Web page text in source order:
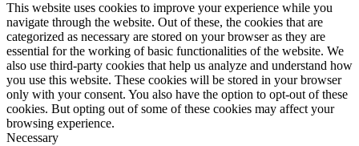
This website uses cookies to improve your experience while you
navigate through the website. Out of these, the cookies that are
categorized as necessary are stored on your browser as they are
essential for the working of basic functionalities of the website. We
also use third-party cookies that help us analyze and understand how
you use this website. These cookies will be stored in your browser
only with your consent. You also have the option to opt-out of these
cookies. But opting out of some of these cookies may affect your
browsing experience.
Necessary